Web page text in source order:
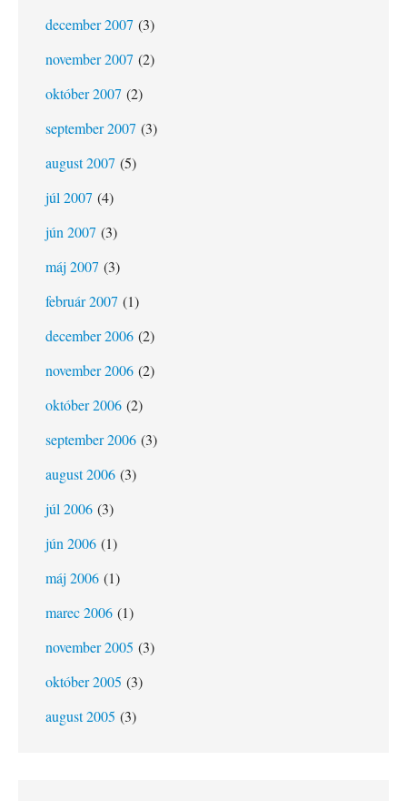
december 2007 (3)
november 2007 (2)
október 2007 (2)
september 2007 (3)
august 2007 (5)
júl 2007 (4)
jún 2007 (3)
máj 2007 (3)
február 2007 (1)
december 2006 (2)
november 2006 (2)
október 2006 (2)
september 2006 (3)
august 2006 (3)
júl 2006 (3)
jún 2006 (1)
máj 2006 (1)
marec 2006 (1)
november 2005 (3)
október 2005 (3)
august 2005 (3)